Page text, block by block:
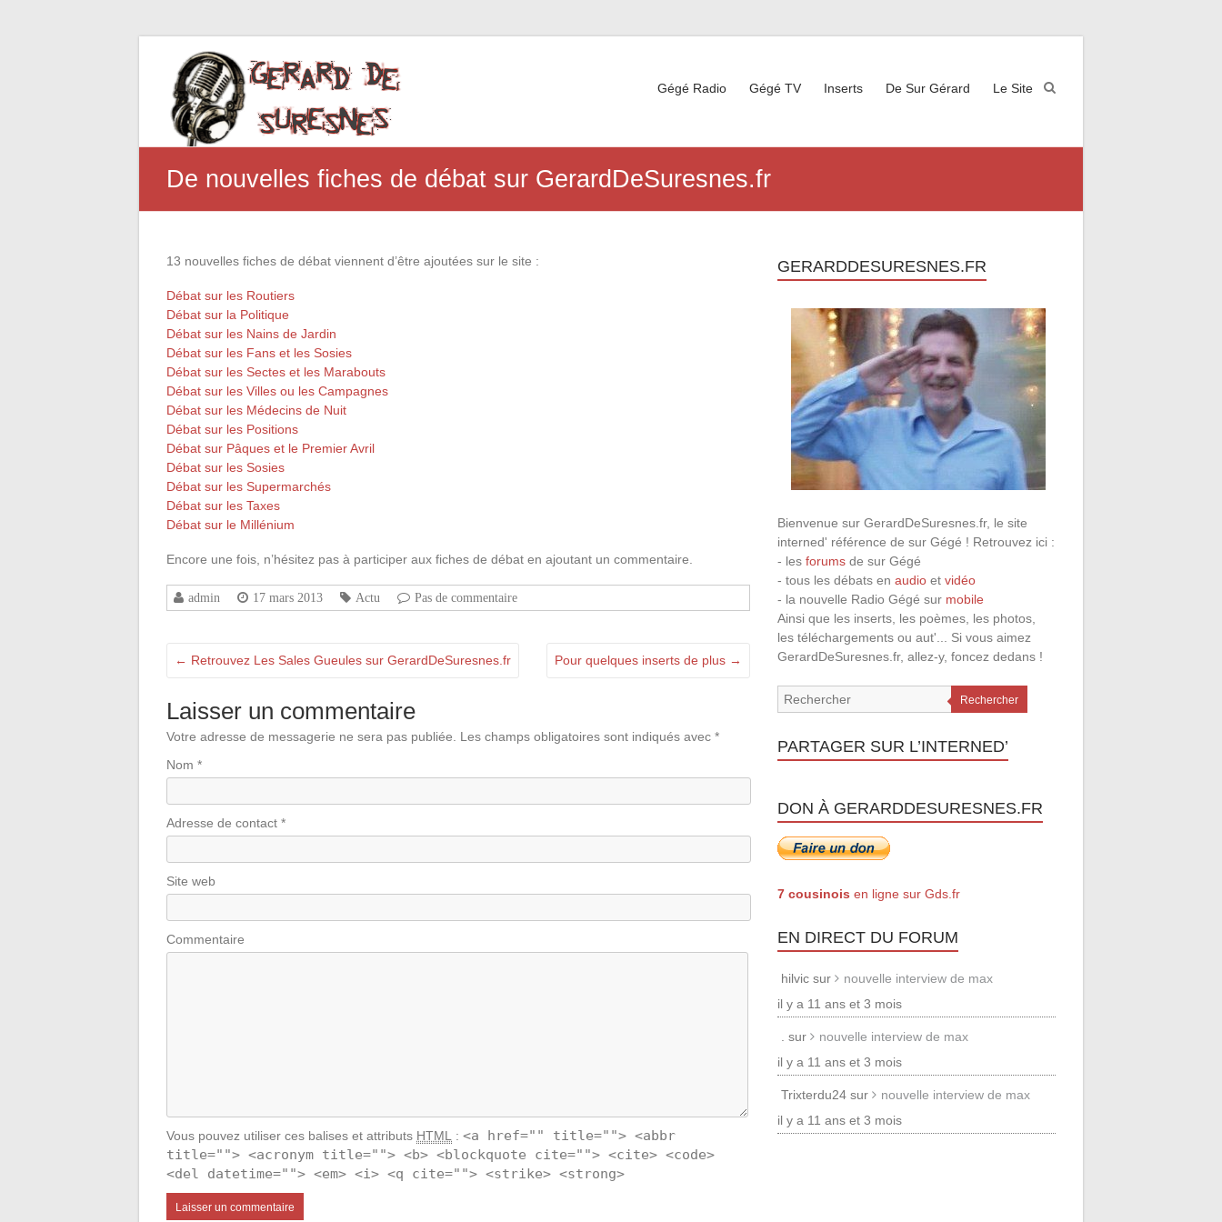
Gégé Radio Gégé TV Inserts De Sur Gérard Le Site
De nouvelles fiches de débat sur GerardDeSuresnes.fr
13 nouvelles fiches de débat viennent d’être ajoutées sur le site :
Débat sur les Routiers
Débat sur la Politique
Débat sur les Nains de Jardin
Débat sur les Fans et les Sosies
Débat sur les Sectes et les Marabouts
Débat sur les Villes ou les Campagnes
Débat sur les Médecins de Nuit
Débat sur les Positions
Débat sur Pâques et le Premier Avril
Débat sur les Sosies
Débat sur les Supermarchés
Débat sur les Taxes
Débat sur le Millénium
Encore une fois, n’hésitez pas à participer aux fiches de débat en ajoutant un commentaire.
admin 17 mars 2013 Actu Pas de commentaire
← Retrouvez Les Sales Gueules sur GerardDeSuresnes.fr Pour quelques inserts de plus →
Laisser un commentaire
Votre adresse de messagerie ne sera pas publiée. Les champs obligatoires sont indiqués avec *
Nom *
Adresse de contact *
Site web
Commentaire
Vous pouvez utiliser ces balises et attributs HTML : <a href="" title=""> <abbr
title=""> <acronym title=""> <b> <blockquote cite=""> <cite> <code>
<del datetime=""> <em> <i> <q cite=""> <strike> <strong>
GERARDDESURESNES.FR
Bienvenue sur GerardDeSuresnes.fr, le site
interned' référence de sur Gégé ! Retrouvez ici :
- lesforums de sur Gégé
- tous les débats enaudio etvidéo
- la nouvelle Radio Gégé sur mobile
Ainsi que les inserts, les poèmes, les photos,
les téléchargements ou aut'... Si vous aimez
GerardDeSuresnes.fr, allez-y, foncez dedans !
Rechercher
PARTAGER SUR L’INTERNED’
DON À GERARDDESURESNES.FR
7 cousinois en ligne sur Gds.fr
EN DIRECT DU FORUM
hilvic sur
nouvelle interview de max
il y a 11 ans et 3 mois
. sur
nouvelle interview de max
il y a 11 ans et 3 mois
Trixterdu24 sur
nouvelle interview de max
il y a 11 ans et 3 mois